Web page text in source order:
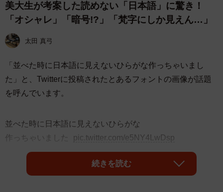
美大生が考案した読めない「日本語」に驚き！
「オシャレ」「暗号!?」「梵字にしか見えん…」
太田 真弓
「並べた時に日本語に見えないひらがな作っちゃいまし
た」と、Twitterに投稿されたとあるフォントの画像が話題
を呼んでいます。
並べた時に日本語に見えないひらがな
作っちゃいました
pic.twitter.com/e5NY4LwDsp
— 日吉拓哉 (@capsuletoyz) January 15, 2022
続きを読む